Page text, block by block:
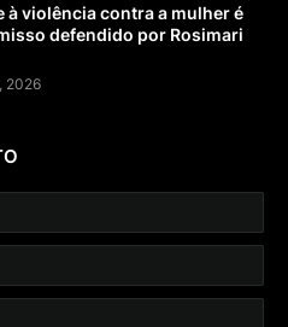
à violência contra a mulher é
defendido por Rosimari
2026